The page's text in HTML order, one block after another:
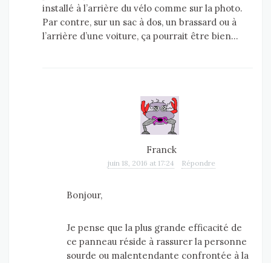
installé à l’arrière du vélo comme sur la photo.
Par contre, sur un sac à dos, un brassard ou à
l’arrière d’une voiture, ça pourrait être bien…
Franck
juin 18, 2016 at 17:24 Répondre
Bonjour,
Je pense que la plus grande efficacité de
ce panneau réside à rassurer la personne
sourde ou malentendante confrontée à la